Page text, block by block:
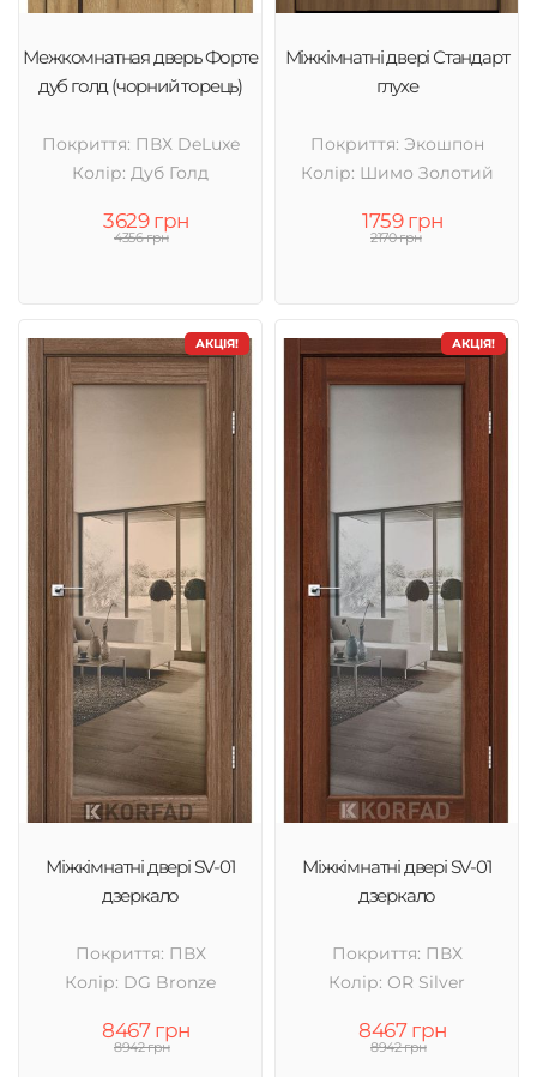
Межкомнатная дверь Форте
дуб голд (чорний торець)
Покриття: ПВХ DeLuxe
Колір: Дуб Голд
3629 грн
4356 грн
Міжкімнатні двері Стандарт
глухе
Покриття: Экошпон
Колір: Шимо Золотий
1759 грн
2170 грн
АКЦІЯ!
Міжкімнатні двері SV-01
дзеркало
Покриття: ПВХ
Колір: DG Bronze
8467 грн
8942 грн
АКЦІЯ!
Міжкімнатні двері SV-01
дзеркало
Покриття: ПВХ
Колір: OR Silver
8467 грн
8942 грн